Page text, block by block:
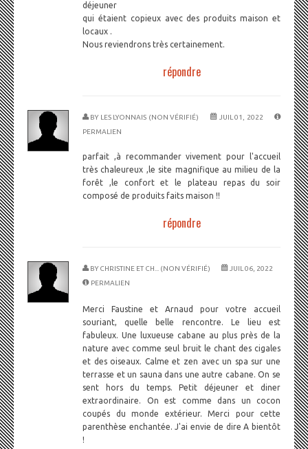
déjeuner
qui étaient copieux avec des produits maison et
locaux .
Nous reviendrons très certainement.
répondre
BY LES LYONNAIS (NON VÉRIFIÉ)
JUIL 01, 2022
PERMALIEN
parfait ,à recommander vivement pour l'accueil
très chaleureux ,le site magnifique au milieu de la
forêt ,le confort et le plateau repas du soir
composé de produits faits maison !!
répondre
BY CHRISTINE ET CH... (NON VÉRIFIÉ)
JUIL 06, 2022
PERMALIEN
Merci Faustine et Arnaud pour votre accueil
souriant, quelle belle rencontre. Le lieu est
fabuleux. Une luxueuse cabane au plus près de la
nature avec comme seul bruit le chant des cigales
et des oiseaux. Calme et zen avec un spa sur une
terrasse et un sauna dans une autre cabane. On se
sent hors du temps. Petit déjeuner et diner
extraordinaire. On est comme dans un cocon
coupés du monde extérieur. Merci pour cette
parenthèse enchantée. J'ai envie de dire A bientôt
!